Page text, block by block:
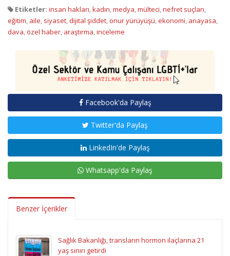
Etiketler: insan hakları kadın medya mülteci nefret suçları
eğitim aile siyaset dijital şiddet onur yürüyüşü ekonomi anayasa
dava özel haber araştırma inceleme
Facebook'da Paylaş
Twitter'da Paylaş
LinkedIn'de Paylaş
Whatsapp'da Paylaş
Benzer İçerikler
Sağlık Bakanlığı, transların hormon ilaçlarına 21
yaş sınırı getirdi